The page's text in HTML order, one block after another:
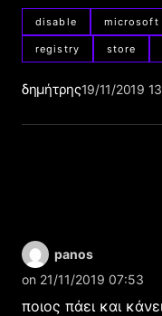
disable microsoft
registry store
δημήτρης19/11/2019
panos
on 21/11/2019 07:53
ποιος πάει και